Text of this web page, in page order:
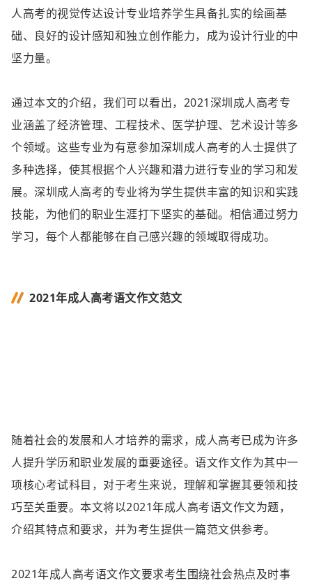
人高考的视觉传达设计专业培养学生具备扎实的绘画基
础、良好的设计感知和独立创作能力，成为设计行业的中
坚力量。
通过本文的介绍，我们可以看出，2021深圳成人高考专
业涵盖了经济管理、工程技术、医学护理、艺术设计等多
个领域。这些专业为有意参加深圳成人高考的人士提供了
多种选择，使其根据个人兴趣和潜力进行专业的学习和发
展。深圳成人高考的专业将为学生提供丰富的知识和实践
技能，为他们的职业生涯打下坚实的基础。相信通过努力
学习，每个人都能够在自己感兴趣的领域取得成功。
2021年成人高考语文作文范文
随着社会的发展和人才培养的需求，成人高考已成为许多
人提升学历和职业发展的重要途径。语文作文作为其中一
项核心考试科目，对于考生来说，理解和掌握其要领和技
巧至关重要。本文将以2021年成人高考语文作文为题，
介绍其特点和要求，并为考生提供一篇范文供参考。
2021年成人高考语文作文要求考生围绕社会热点及时事